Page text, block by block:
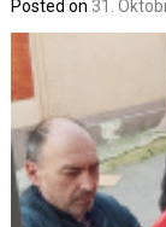
Posted on 31.